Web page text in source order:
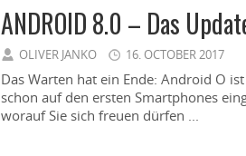
ANDROID 8.0 – Das
OLIVER JANKO 16. OCTOBER 2017
Das Warten hat ein Ende: Android O
schon auf den ersten Smartphones
worauf Sie sich freuen dürfen ...